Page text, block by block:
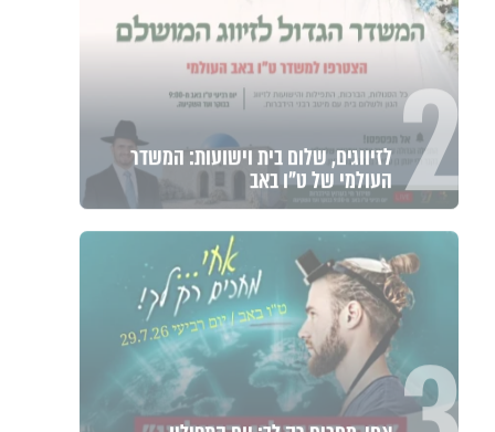
2 לזיווגים, שלום בית וישועות: המשדר
העולמי של ט"ו באב
אחי, מחכים רק לך: יום התפילין